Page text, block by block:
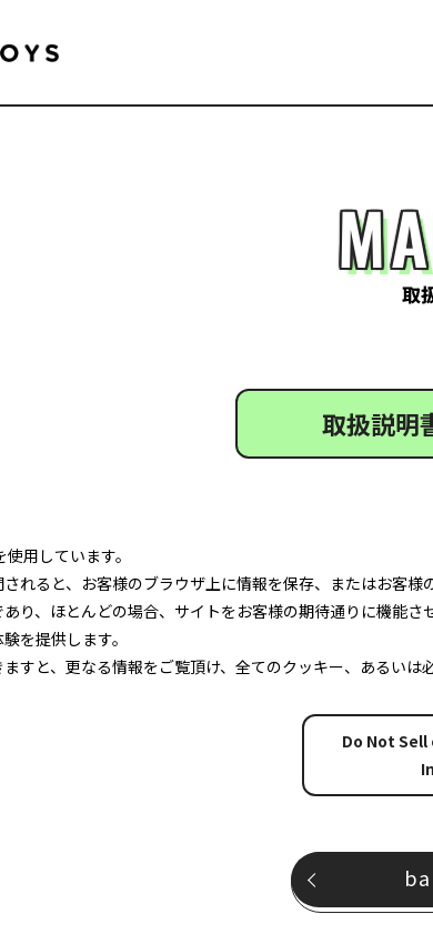
取
取扱説明
用しています。
れると、お客様のブラウザ上に情報を保存、またはお客
り、ほとんどの場合、サイトをお客様の期待通りに機能
を提供します。
すと、更なる情報をご覧頂け、全てのクッキー、あるいは
Do Not